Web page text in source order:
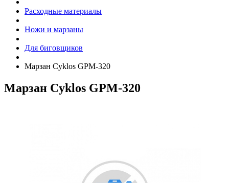
Расходные материалы
Ножи и марзаны
Для биговщиков
Марзан Cyklos GPM-320
Марзан Cyklos GPM-320